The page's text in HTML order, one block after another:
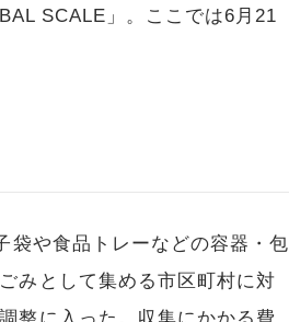
SCALE」。ここでは6月21
袋や食品トレーなどの容器・包
みとして集める市区町村に対